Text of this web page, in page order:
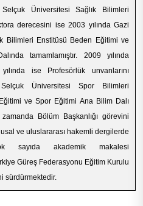
Selçuk Üniversitesi Sağlık Bilimleri
derecesini ise 2003 yılında Gazi
Bilimleri Enstitüsü Beden Eğitimi ve
tamamlamıştır. 2009 yılında
ise Profesörlük unvanlarını
Selçuk Üniversitesi Spor Bilimleri
ve Spor Eğitimi Ana Bilim Dalı
Bölüm Başkanlığı görevini
ve uluslararası hakemli dergilerde
sayıda akademik makalesi
Güreş Federasyonu Eğitim Kurulu
sürdürmektedir.